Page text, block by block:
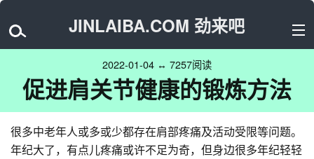
JINLAIBA.COM 劲来吧
2022-01-04 ↔ 7257阅读
促进肩关节健康的锻炼方法
很多中老年人或多或少都存在肩部疼痛及活动受限等问题。
年纪大了，有点儿疼痛或许不足为奇，但身边很多年纪轻轻